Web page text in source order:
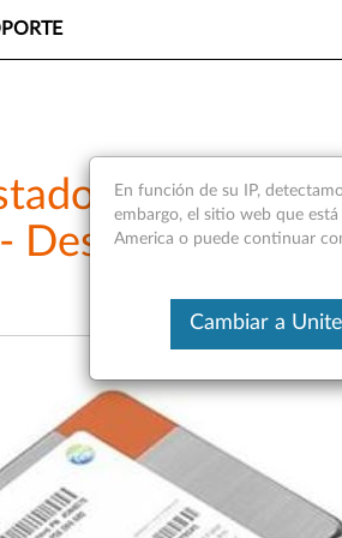
sólido
y
En función de su IP,
embargo, el sitio web que
America o puede continuar
Cambiar a